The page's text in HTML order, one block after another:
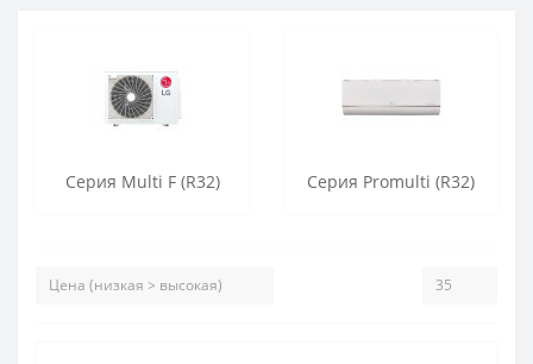
Серия Multi F (R32) Серия Promulti (R32)